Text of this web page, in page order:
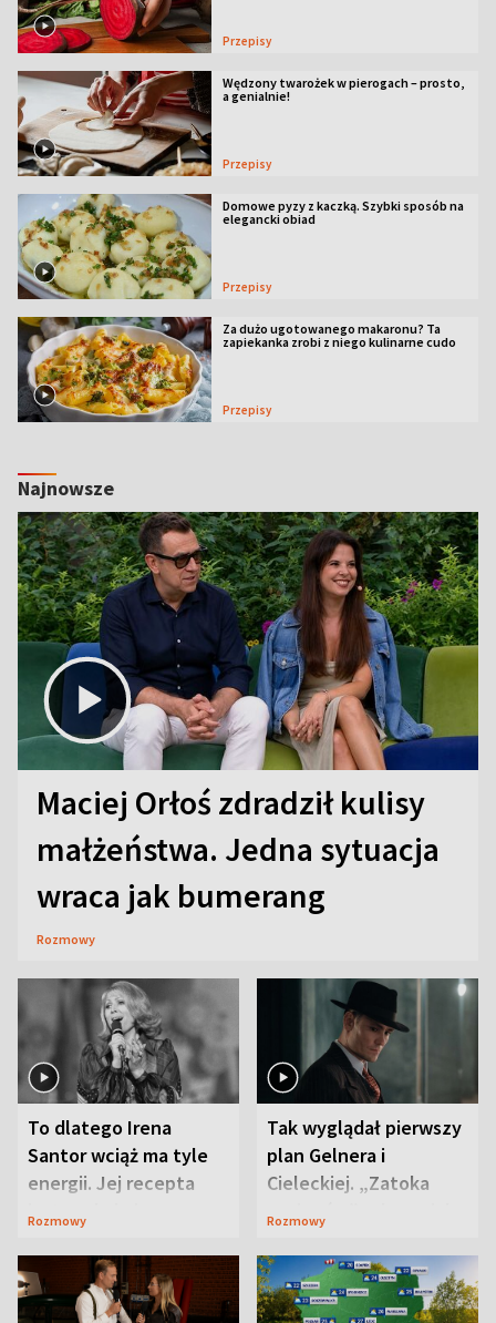
Przepisy
Wędzony twarożek w pierogach – prosto,
a genialnie!
Przepisy
Domowe pyzy z kaczką. Szybki sposób na
elegancki obiad
Przepisy
Za dużo ugotowanego makaronu? Ta
zapiekanka zrobi z niego kulinarne cudo
Przepisy
Najnowsze
Maciej Orłoś zdradził kulisy
małżeństwa. Jedna sytuacja
wraca jak bumerang
Rozmowy
To dlatego Irena
Santor wciąż ma tyle
energii. Jej recepta
jest zaskakująco
Rozmowy
Tak wyglądał pierwszy
plan Gelnera i
Cieleckiej. „Zatoka
szpiegów” od razu ich
Rozmowy